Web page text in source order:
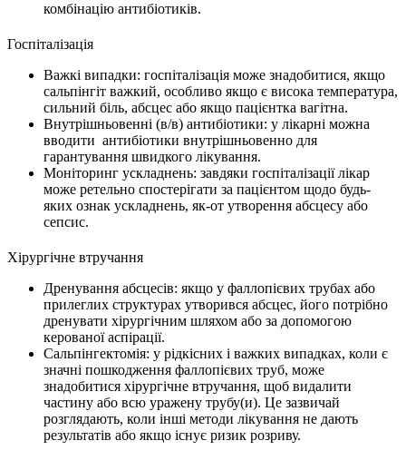
комбінацію антибіотиків.
Госпіталізація
Важкі випадки: госпіталізація може знадобитися, якщо
сальпінгіт важкий, особливо якщо є висока температура,
сильний біль, абсцес або якщо пацієнтка вагітна.
Внутрішньовенні (в/в) антибіотики: у лікарні можна
вводити антибіотики внутрішньовенно для
гарантування швидкого лікування.
Моніторинг ускладнень: завдяки госпіталізації лікар
може ретельно спостерігати за пацієнтом щодо будь-
яких ознак ускладнень, як-от утворення абсцесу або
сепсис.
Хірургічне втручання
Дренування абсцесів: якщо у фаллопієвих трубах або
прилеглих структурах утворився абсцес, його потрібно
дренувати хірургічним шляхом або за допомогою
керованої аспірації.
Сальпінгектомія: у рідкісних і важких випадках, коли є
значні пошкодження фаллопієвих труб, може
знадобитися хірургічне втручання, щоб видалити
частину або всю уражену трубу(и). Це зазвичай
розглядають, коли інші методи лікування не дають
результатів або якщо існує ризик розриву.